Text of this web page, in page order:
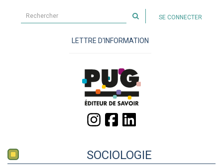
sur
site
SE CONNECTER
LETTRE D'INFORMATION
SOCIOLOGIE